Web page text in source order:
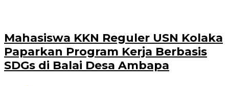
Mahasiswa KKN Reguler USN Kolaka
Paparkan Program Kerja Berbasis
SDGs di Balai Desa Ambapa